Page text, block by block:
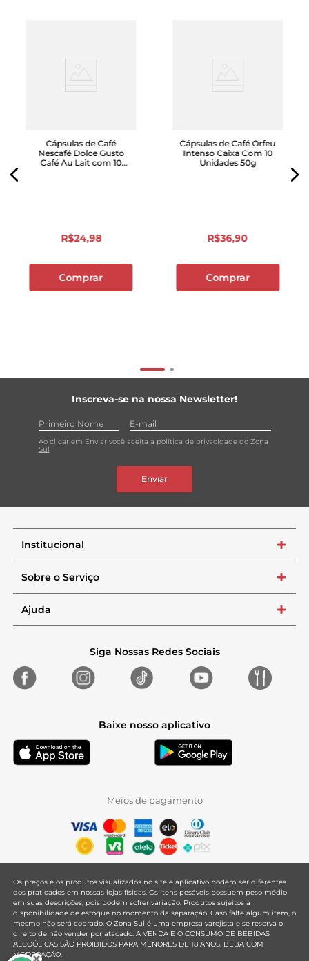
Cápsulas de Café
Nescafé Dolce Gusto
Café Au Lait com 10
R$24,98
Comprar
Cápsulas de Café Orfeu
Intenso Caixa Com 10
Unidades 50g
R$36,90
Comprar
Inscreva-se na nossa Newsletter!
Ao clicar em Enviar você aceita a política de privacidade do Zona
Sul
Enviar
Institucional +
Sobre o Serviço +
Ajuda +
Siga Nossas Redes Sociais
Baixe nosso aplicativo
Meios de pagamento
Os preços e os produtos visualizados no site e aplicativo podem ser diferentes
dos praticados em nossas lojas físicas. Os itens pesáveis possuem peso médio
em suas descrições, pois podem sofrer variação. Produtos sujeitos à
disponibilidade de estoque no momento da separação. Caso falte algum item, o
mesmo não será cobrado. O Zona Sul é uma empresa varejista e se reserva o
direito de não vender por atacado. A VENDA E O CONSUMO DE BEBIDAS
ALCOÓLICAS SÃO PROIBIDOS PARA MENORES DE 18 ANOS. BEBA COM
MODERAÇÃO.